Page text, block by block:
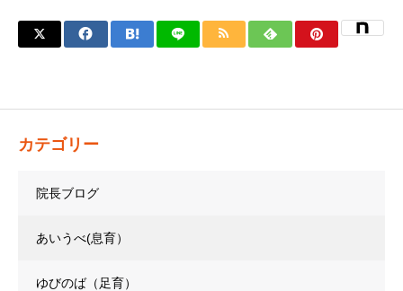
カテゴリー
院長ブログ
あいうべ(息育）
ゆびのば（足育）